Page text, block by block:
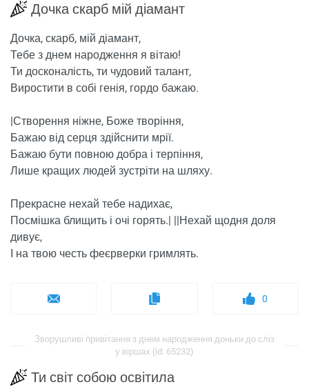
Дочка скарб мій діамант
Дочка, скарб, мій діамант,
Тебе з днем ​​народження я вітаю!
Ти досконалість, ти чудовий талант,
Виростити в собі генія, гордо бажаю.
|Створення ніжне, Боже творіння,
Бажаю від серця здійснити мрії.
Бажаю бути повною добра і терпіння,
Лише кращих людей зустріти на шляху.
Прекрасне нехай тебе надихає,
Посмішка блищить і очі горять.| ||Нехай щодня доля
дивує,
І на твою честь феєрверки гримлять.
0
Зворушливі привітання з днем ​​народження доньки до сліз
у віршах (id: 65232)
Ти світ собою освітила